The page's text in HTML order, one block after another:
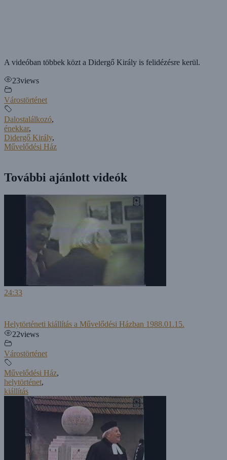
A videóban többek közt a Didergő Király is felidézésre kerül.
23views
Várostörténet
Dalostalálkozó,
énekkar,
Didergő Király,
Művelődési Ház
További ajánlott videók
24:33
Helytörténeti kiállítás a Művelődési Házban 1988.01.15.
22views
Várostörténet
Művelődési Ház,
helytörténet,
kiállítás